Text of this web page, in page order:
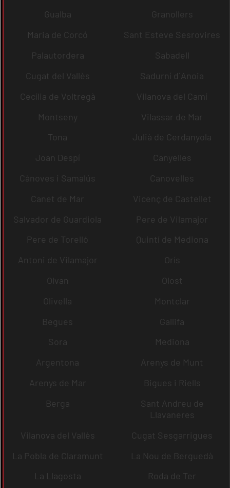
Gualba
Granollers
Maria de Corcó
Sant Esteve Sesrovires
Palautordera
Sabadell
Cugat del Vallès
Sadurní d´Anoia
Cecília de Voltregà
Vilanova del Camí
Montseny
Vilassar de Mar
Tona
Julià de Cerdanyola
Joan Despí
Canyelles
Cànoves i Samalús
Canovelles
Canet de Mar
Vicenç de Castellet
Salvador de Guardiola
Pere de Vilamajor
Pere de Torelló
Quintí de Mediona
Antoni de Vilamajor
Orís
Olvan
Olost
Olivella
Montclar
Begues
Gallifa
Sora
Mediona
Argentona
Arenys de Munt
Arenys de Mar
Bigues i Riells
Berga
Sant Andreu de
Llavaneres
Vilanova del Vallès
Cugat Sesgarrigues
La Pobla de Claramunt
La Nou de Berguedà
La Llagosta
Roda de Ter